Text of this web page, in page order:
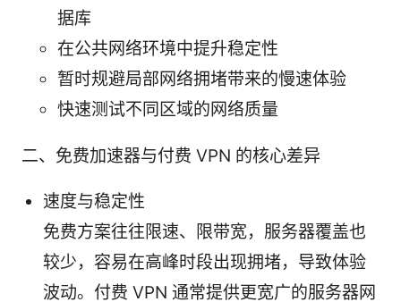
据库
在公共网络环境中提升稳定性
暂时规避局部网络拥堵带来的慢速体验
快速测试不同区域的网络质量
二、免费加速器与付费 VPN 的核心差异
速度与稳定性
免费方案往往限速、限带宽，服务器覆盖也
较少，容易在高峰时段出现拥堵，导致体验
波动。付费 VPN 通常提供更宽广的服务器网